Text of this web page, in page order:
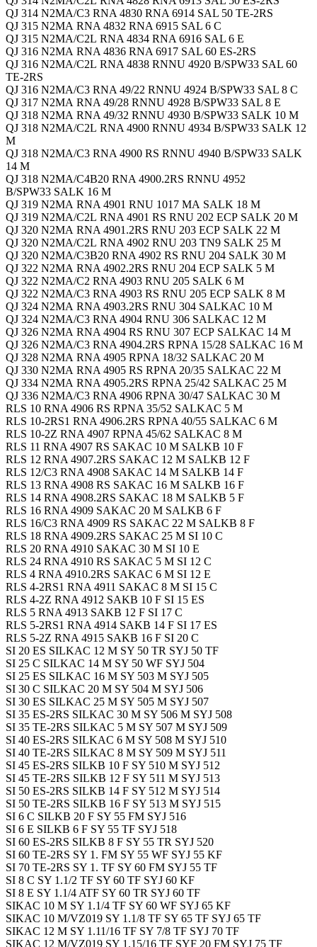
QJ 314 N2MA/C3 RNA 4830 RNA 6914 SAL 50 TE-2RS
QJ 315 N2MA RNA 4832 RNA 6915 SAL 6 C
QJ 315 N2MA/C2L RNA 4834 RNA 6916 SAL 6 E
QJ 316 N2MA RNA 4836 RNA 6917 SAL 60 ES-2RS
QJ 316 N2MA/C2L RNA 4838 RNNU 4920 B/SPW33 SAL 60
TE-2RS
QJ 316 N2MA/C3 RNA 49/22 RNNU 4924 B/SPW33 SAL 8 C
QJ 317 N2MA RNA 49/28 RNNU 4928 B/SPW33 SAL 8 E
QJ 318 N2MA RNA 49/32 RNNU 4930 B/SPW33 SALK 10 M
QJ 318 N2MA/C2L RNA 4900 RNNU 4934 B/SPW33 SALK 12
M
QJ 318 N2MA/C3 RNA 4900 RS RNNU 4940 B/SPW33 SALK
14 M
QJ 318 N2MA/C4B20 RNA 4900.2RS RNNU 4952
B/SPW33 SALK 16 M
QJ 319 N2MA RNA 4901 RNU 1017 MA SALK 18 M
QJ 319 N2MA/C2L RNA 4901 RS RNU 202 ECP SALK 20 M
QJ 320 N2MA RNA 4901.2RS RNU 203 ECP SALK 22 M
QJ 320 N2MA/C2L RNA 4902 RNU 203 TN9 SALK 25 M
QJ 320 N2MA/C3B20 RNA 4902 RS RNU 204 SALK 30 M
QJ 322 N2MA RNA 4902.2RS RNU 204 ECP SALK 5 M
QJ 322 N2MA/C2 RNA 4903 RNU 205 SALK 6 M
QJ 322 N2MA/C3 RNA 4903 RS RNU 205 ECP SALK 8 M
QJ 324 N2MA RNA 4903.2RS RNU 304 SALKAC 10 M
QJ 324 N2MA/C3 RNA 4904 RNU 306 SALKAC 12 M
QJ 326 N2MA RNA 4904 RS RNU 307 ECP SALKAC 14 M
QJ 326 N2MA/C3 RNA 4904.2RS RPNA 15/28 SALKAC 16 M
QJ 328 N2MA RNA 4905 RPNA 18/32 SALKAC 20 M
QJ 330 N2MA RNA 4905 RS RPNA 20/35 SALKAC 22 M
QJ 334 N2MA RNA 4905.2RS RPNA 25/42 SALKAC 25 M
QJ 336 N2MA/C3 RNA 4906 RPNA 30/47 SALKAC 30 M
RLS 10 RNA 4906 RS RPNA 35/52 SALKAC 5 M
RLS 10-2RS1 RNA 4906.2RS RPNA 40/55 SALKAC 6 M
RLS 10-2Z RNA 4907 RPNA 45/62 SALKAC 8 M
RLS 11 RNA 4907 RS SAKAC 10 M SALKB 10 F
RLS 12 RNA 4907.2RS SAKAC 12 M SALKB 12 F
RLS 12/C3 RNA 4908 SAKAC 14 M SALKB 14 F
RLS 13 RNA 4908 RS SAKAC 16 M SALKB 16 F
RLS 14 RNA 4908.2RS SAKAC 18 M SALKB 5 F
RLS 16 RNA 4909 SAKAC 20 M SALKB 6 F
RLS 16/C3 RNA 4909 RS SAKAC 22 M SALKB 8 F
RLS 18 RNA 4909.2RS SAKAC 25 M SI 10 C
RLS 20 RNA 4910 SAKAC 30 M SI 10 E
RLS 24 RNA 4910 RS SAKAC 5 M SI 12 C
RLS 4 RNA 4910.2RS SAKAC 6 M SI 12 E
RLS 4-2RS1 RNA 4911 SAKAC 8 M SI 15 C
RLS 4-2Z RNA 4912 SAKB 10 F SI 15 ES
RLS 5 RNA 4913 SAKB 12 F SI 17 C
RLS 5-2RS1 RNA 4914 SAKB 14 F SI 17 ES
RLS 5-2Z RNA 4915 SAKB 16 F SI 20 C
SI 20 ES SILKAC 12 M SY 50 TR SYJ 50 TF
SI 25 C SILKAC 14 M SY 50 WF SYJ 504
SI 25 ES SILKAC 16 M SY 503 M SYJ 505
SI 30 C SILKAC 20 M SY 504 M SYJ 506
SI 30 ES SILKAC 25 M SY 505 M SYJ 507
SI 35 ES-2RS SILKAC 30 M SY 506 M SYJ 508
SI 35 TE-2RS SILKAC 5 M SY 507 M SYJ 509
SI 40 ES-2RS SILKAC 6 M SY 508 M SYJ 510
SI 40 TE-2RS SILKAC 8 M SY 509 M SYJ 511
SI 45 ES-2RS SILKB 10 F SY 510 M SYJ 512
SI 45 TE-2RS SILKB 12 F SY 511 M SYJ 513
SI 50 ES-2RS SILKB 14 F SY 512 M SYJ 514
SI 50 TE-2RS SILKB 16 F SY 513 M SYJ 515
SI 6 C SILKB 20 F SY 55 FM SYJ 516
SI 6 E SILKB 6 F SY 55 TF SYJ 518
SI 60 ES-2RS SILKB 8 F SY 55 TR SYJ 520
SI 60 TE-2RS SY 1. FM SY 55 WF SYJ 55 KF
SI 70 TE-2RS SY 1. TF SY 60 FM SYJ 55 TF
SI 8 C SY 1.1/2 TF SY 60 TF SYJ 60 KF
SI 8 E SY 1.1/4 ATF SY 60 TR SYJ 60 TF
SIKAC 10 M SY 1.1/4 TF SY 60 WF SYJ 65 KF
SIKAC 10 M/VZ019 SY 1.1/8 TF SY 65 TF SYJ 65 TF
SIKAC 12 M SY 1.11/16 TF SY 7/8 TF SYJ 70 TF
SIKAC 12 M/VZ019 SY 1.15/16 TF SYF 20 FM SYJ 75 TF